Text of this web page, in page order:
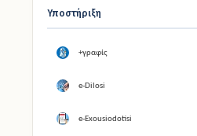
Υποστήριξη
+γραφίς
e-Dilosi
e-Exousiodotisi